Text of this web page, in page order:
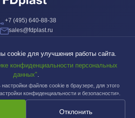
+7 (495) 640-88-38
sales@fdplast.ru
завод FDplast™ | © 2003-2026
cookie для улучшения работы сайта.
конфиденциальности персональных
данных".
файлов cookie в браузере, для этого
конфиденциальности и безопасности».
Отклонить